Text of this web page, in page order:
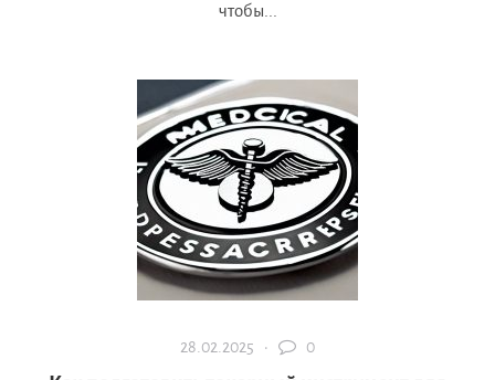
чтобы...
28.02.2025 · 0